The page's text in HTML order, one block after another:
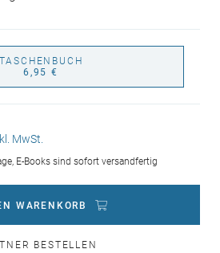
TASCHENBUCH
6,95 €
MwSt.
E-Books sind sofort versandfertig
WARENKORB
BESTELLEN